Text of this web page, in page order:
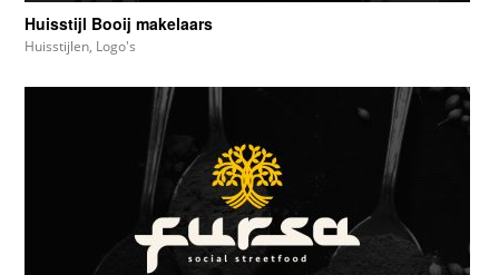
Huisstijl Booij makelaars
Huisstijlen, Logo's